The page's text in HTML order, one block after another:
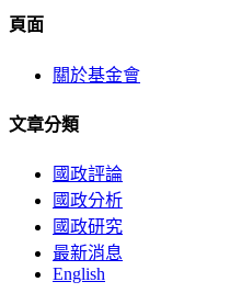
頁面
關於基金會
文章分類
國政評論
國政分析
國政研究
最新消息
English